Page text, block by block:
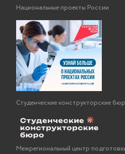
Национальные проекты России
Студенческие конструкторские
Межрегиональный центр